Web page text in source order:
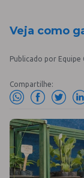
Veja como
Publicado por Equipe
Compartilhe: